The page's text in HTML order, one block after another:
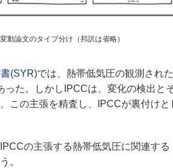
動論文のタイプ分け（邦訳は省略）
(SYR)では、熱帯低気圧の観測され
た。しかしIPCCは、変化の検出と
この主張を精査し、IPCCが裏付け
の主張する熱帯低気圧に関連す
。